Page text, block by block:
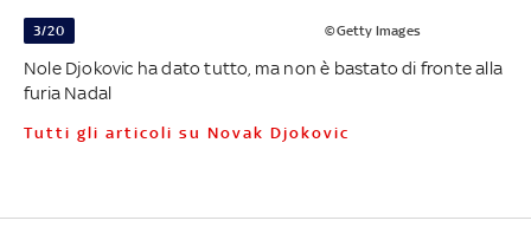
3/20 ©Getty Images
Nole Djokovic ha dato tutto, ma non è bastato di fronte alla
furia Nadal
Tutti gli articoli su Novak Djokovic